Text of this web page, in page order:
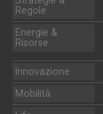
Regole
Energie &
Risorse
Innovazione
Mobilità